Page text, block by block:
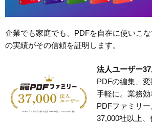
企業でも家庭でも、PDFを自在に使いこ
の実績がその信頼を証明します。
法人ユーザー
PDFの編集、
手軽に。業務
PDFファミリ
37,000社以上、